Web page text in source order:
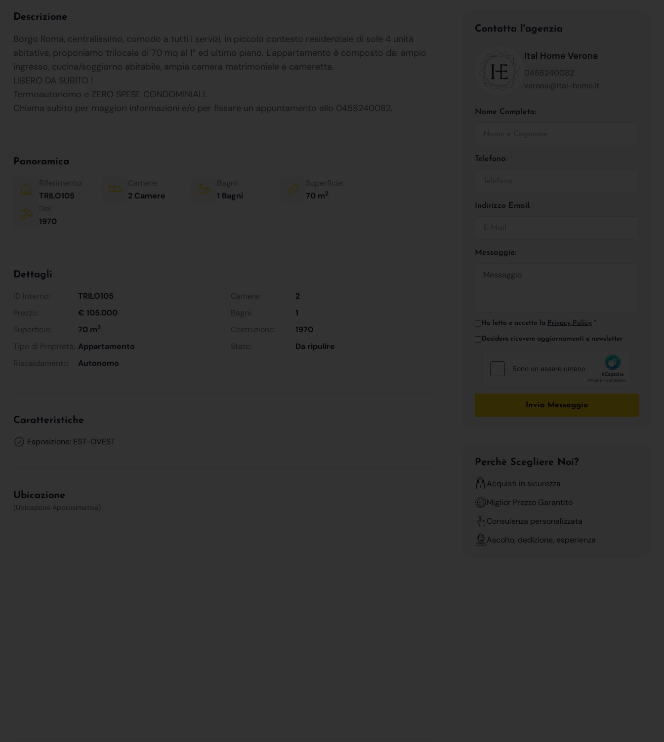
Descrizione
Borgo Roma, centralissimo, comodo a tutti i servizi, in piccolo contesto residenziale di sole 4 unità
abitative, proponiamo trilocale di 70 mq al 1° ed ultimo piano. L'appartamento è composto da: ampio
ingresso, cucina/soggiorno abitabile, ampia camera matrimoniale e cameretta.
LIBERO DA SUBITO !
Termoautonomo e ZERO SPESE CONDOMINIALI.
Chiama subito per maggiori informazioni e/o per fissare un appuntamento allo 0458240082.
Panoramica
Riferimento:
TRILO105
Camere:
2 Camere
Bagni:
1 Bagni
Superficie:
70 m2
Del:
1970
Dettagli
ID Interno: TRILO105 Camere:
2
Prezzo:
€ 105.000 Bagni:
1
Superficie:
70 m2 Costruzione:
1970
Tipo di Proprietà: Appartamento Stato:
Da ripulire
Riscaldamento:
Autonomo
Caratteristiche
Esposizione: EST-OVEST
Ubicazione
(Ubicazione Approsimativa)
Contatta l'agenzia
Ital Home Verona
0458240082
verona@ital-home.it
Nome Completo:
Telefono:
Indirizzo Email:
Messaggio:
Ho letto e accetto la Privacy Policy *
Desidero ricevere aggiornamenti e newsletter
Invia Messaggio
Perchè Scegliere Noi?
Acquisti in sicurezza
Miglior Prezzo Garantito
Consulenza personalizzata
Ascolto, dedizione, esperienza